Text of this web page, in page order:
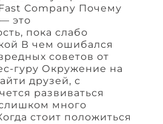
Company Почему
это
пока слабо
В чем ошибался
советов от
гуру Окружение на
друзей, с
развиваться
много
стоит положиться